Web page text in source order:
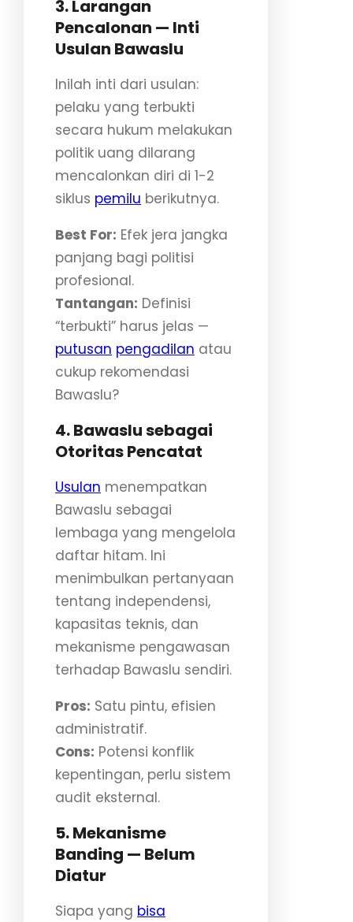
3. Larangan
Pencalonan — Inti
Usulan Bawaslu
Inilah inti dari usulan:
pelaku yang terbukti
secara hukum melakukan
politik uang dilarang
mencalonkan diri di 1-2
siklus pemilu berikutnya.
Best For: Efek jera jangka
panjang bagi politisi
profesional.
Tantangan: Definisi
“terbukti” harus jelas —
putusan pengadilan atau
cukup rekomendasi
Bawaslu?
4. Bawaslu sebagai
Otoritas Pencatat
Usulan menempatkan
Bawaslu sebagai
lembaga yang mengelola
daftar hitam. Ini
menimbulkan pertanyaan
tentang independensi,
kapasitas teknis, dan
mekanisme pengawasan
terhadap Bawaslu sendiri.
Pros: Satu pintu, efisien
administratif.
Cons: Potensi konflik
kepentingan, perlu sistem
audit eksternal.
5. Mekanisme
Banding — Belum
Diatur
Siapa yang bisa